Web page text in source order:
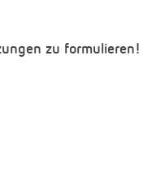
zu formulieren!